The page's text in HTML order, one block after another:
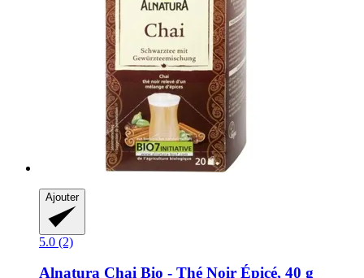
Ajouter
5.0 (2)
Alnatura Chai Bio -​ Thé Noir Épicé, 40 g